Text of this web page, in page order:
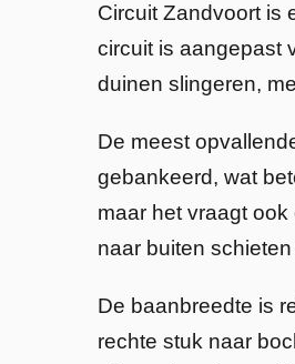
Circuit Zandvoort is
circuit is aangepast
duinen slingeren,
De meest
gebankeerd, wat
maar het vraagt
naar buiten
De baanbreedte is
rechte stuk naar